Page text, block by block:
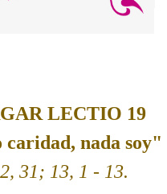
LECTIO 19
caridad, nada soy".
31; 13, 1 - 13.